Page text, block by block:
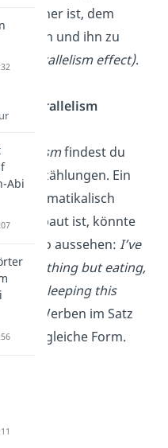
einfacher ist, dem
folgen und ihn zu
(parallelism effect).
ein Parallelism
findest du
Aufzählungen. Ein
grammatikalisch
aufgebaut ist, könnte
so aussehen:I’ve
nothing but eating,
and sleeping this
Die Verben im Satz
die gleiche Form.
Abi